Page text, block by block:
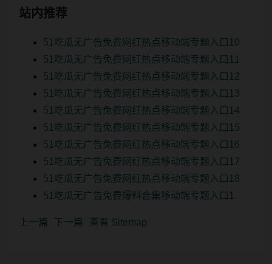
站内推荐
51吃瓜无广告免费网红热点移动端专题入口10
51吃瓜无广告免费网红热点移动端专题入口11
51吃瓜无广告免费网红热点移动端专题入口12
51吃瓜无广告免费网红热点移动端专题入口13
51吃瓜无广告免费网红热点移动端专题入口14
51吃瓜无广告免费网红热点移动端专题入口15
51吃瓜无广告免费网红热点移动端专题入口16
51吃瓜无广告免费网红热点移动端专题入口17
51吃瓜无广告免费网红热点移动端专题入口18
51吃瓜无广告免费爆料合集移动端专题入口1
上一篇 下一篇 查看 Sitemap